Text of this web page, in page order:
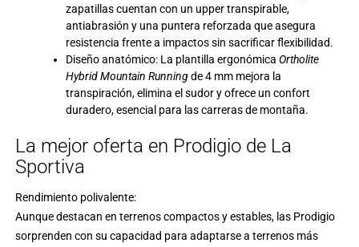
zapatillas cuentan con un upper transpirable,
antiabrasión y una puntera reforzada que asegura
resistencia frente a impactos sin sacrificar flexibilidad.
Diseño anatómico: La plantilla ergonómica Ortholite
Hybrid Mountain Runningde 4 mm mejora la
transpiración, elimina el sudor y ofrece un confort
duradero, esencial para las carreras de montaña.
La mejor oferta en Prodigio de La
Sportiva
Rendimiento polivalente:
Aunque destacan en terrenos compactos y estables, las Prodigio
sorprenden con su capacidad para adaptarse a terrenos más